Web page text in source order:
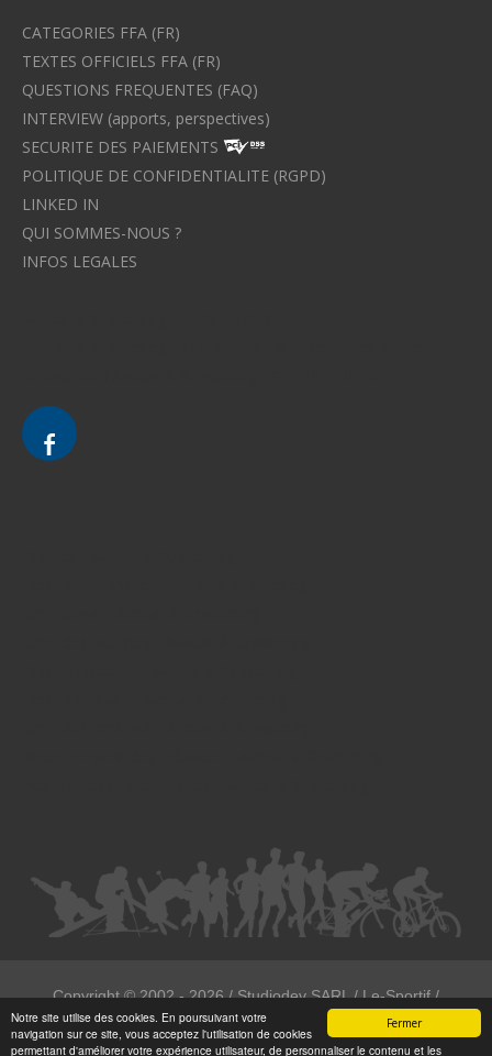
Fermer
Notre site utilise des cookies. En poursuivant votre
navigation sur ce site, vous acceptez l'utilisation de cookies
permettant d'améliorer votre expérience utilisateur, de personnaliser le contenu et les
CATEGORIES FFA (FR)
TEXTES OFFICIELS FFA (FR)
QUESTIONS FREQUENTES (FAQ)
INTERVIEW (apports, perspectives)
SECURITE DES PAIEMENTS
POLITIQUE DE CONFIDENTIALITE (RGPD)
LINKED IN
QUI SOMMES-NOUS ?
INFOS LEGALES
Copyright ©2002 - 2026/ Studiodev SARL / Le-Sportif /
Registration4all
Tous droits réservées.